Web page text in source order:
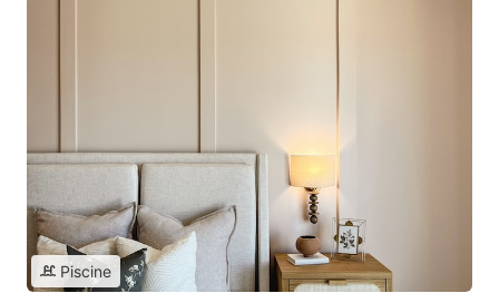
Piscine